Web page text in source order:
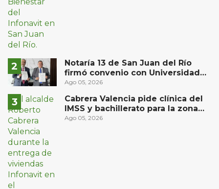
Notaría 13 de San Juan del Río
firmó convenio con Universidad
Privada del Bajío para recibir
Ago 05, 2026
Cabrera Valencia pide clínica del
IMSS y bachillerato para la zona
oriente de San Juan del Río
Ago 05, 2026